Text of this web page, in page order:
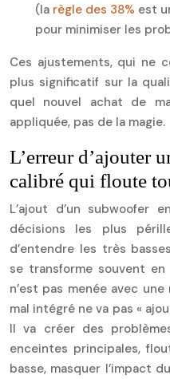
(la règle des 38% est
pour minimiser les
Ces ajustements, qui ne
plus significatif sur la
quel nouvel achat de
appliquée, pas de la magie.
L’erreur d’ajouter
calibré qui floute
L’ajout d’un subwoofer
décisions les plus
d’entendre les très
se transforme souvent
n’est pas menée avec
mal intégré ne va pas «
Il va créer des
enceintes principales,
basse, masquer l’impact